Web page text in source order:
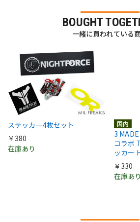
BOUGHT
一緒に買われている
ステッカー4枚セット
￥380
在庫あり
国内
3
コラボ
ッカー
￥330
在庫あり